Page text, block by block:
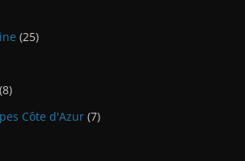
(25)
(8)
Côte d'Azur (7)